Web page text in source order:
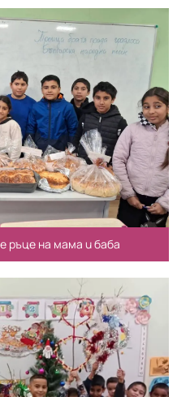
на мама и баба